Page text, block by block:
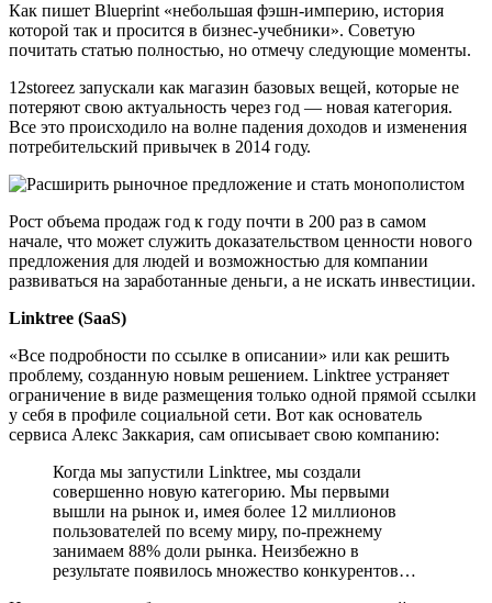
Как пишет Blueprint «небольшая фэшн-империю, история
которой так и просится в бизнес-учебники». Советую
почитать статью полностью, но отмечу следующие моменты.
12storeez запускали как магазин базовых вещей, которые не
потеряют свою актуальность через год — новая категория.
Все это происходило на волне падения доходов и изменения
потребительский привычек в 2014 году.
Рост объема продаж год к году почти в 200 раз в самом
начале, что может служить доказательством ценности нового
предложения для людей и возможностью для компании
развиваться на заработанные деньги, а не искать инвестиции.
Linktree (SaaS)
«Все подробности по ссылке в описании» или как решить
проблему, созданную новым решением. Linktree устраняет
ограничение в виде размещения только одной прямой ссылки
у себя в профиле социальной сети. Вот как основатель
сервиса Алекс Заккария, сам описывает свою компанию:
Когда мы запустили Linktree, мы создали
совершенно новую категорию. Мы первыми
вышли на рынок и, имея более 12 миллионов
пользователей по всему миру, по-прежнему
занимаем 88% доли рынка. Неизбежно в
результате появилось множество конкурентов…